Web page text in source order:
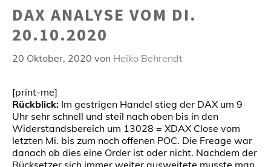
DAX ANALYSE VOM DI.
20.10.2020
20 Oktober, 2020 von Heiko Behrendt
[print-me]
Rückblick: Im gestrigen Handel stieg der DAX um 9
Uhr sehr schnell und steil nach oben bis in den
Widerstandsbereich um 13028 = XDAX Close vom
letzten Mi. bis zum noch offenen POC. Die Freage war
danach ob dies eine Order ist oder nicht. Nachdem der
Rücksetzer sich immer weiter ausweitete musste man